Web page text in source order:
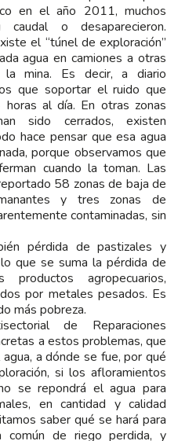
en el año 2011, muchos
o desaparecieron.
el “túnel de exploración”
agua en camiones a otras
mina. Es decir, a diario
que soportar el ruido que
al día. En otras zonas
sido cerrados, existen
hace pensar que esa agua
porque observamos que
cuando la toman. Las
58 zonas de baja de
y tres zonas de
contaminadas, sin
pérdida de pastizales y
que se suma la pérdida de
agropecuarios,
por metales pesados. Es
más pobreza.
de Reparaciones
a estos problemas, que
a dónde se fue, por qué
si los afloramientos
se repondrá el agua para
en cantidad y calidad
saber qué se hará para
común de riego perdida, y